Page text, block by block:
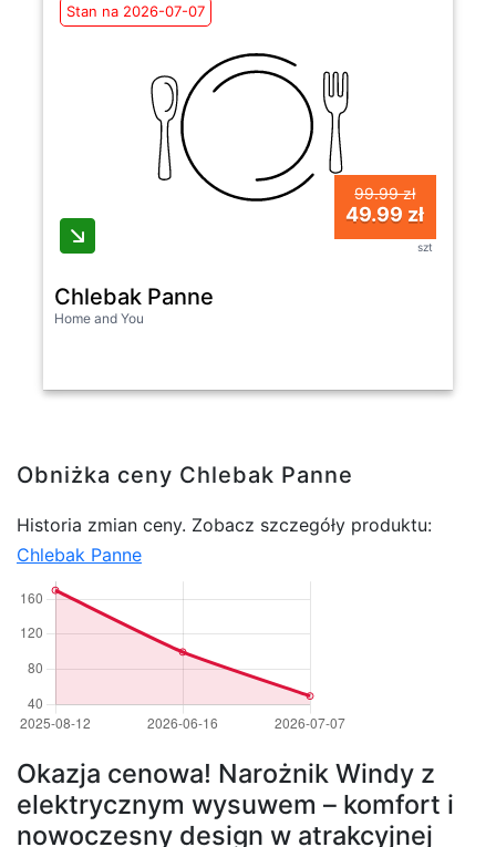
Stan na 2026-07-07
99.99 zł
49.99 zł
szt
Chlebak Panne
Home and You
Obniżka ceny Chlebak Panne
Historia zmian ceny. Zobacz szczegóły produktu:
Chlebak Panne
Okazja cenowa! Narożnik Windy z
elektrycznym wysuwem – komfort i
nowoczesny design w atrakcyjnej